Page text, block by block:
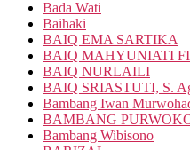
Bada Wati
Baihaki
BAIQ EMA SARTIKA
BAIQ MAHYUNIATI
BAIQ NURLAILI
BAIQ SRIASTUTI, S.
Bambang Iwan
BAMBANG
Bambang Wibisono